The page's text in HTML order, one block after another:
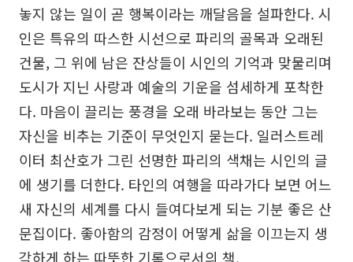
놓지 않는 일이 곧 행복이라는 깨달음을 설파한다. 시
인은 특유의 따스한 시선으로 파리의 골목과 오래된
건물, 그 위에 남은 잔상들이 시인의 기억과 맞물리며
도시가 지닌 사랑과 예술의 기운을 섬세하게 포착한
다. 마음이 끌리는 풍경을 오래 바라보는 동안 그는
자신을 비추는 기준이 무엇인지 묻는다. 일러스트레
이터 최산호가 그린 선명한 파리의 색채는 시인의 글
에 생기를 더한다. 타인의 여행을 따라가다 보면 어느
새 자신의 세계를 다시 들여다보게 되는 기분 좋은 산
문집이다. 좋아함의 감정이 어떻게 삶을 이끄는지 생
각하게 하는 따뜻한 기록으로서의 책.